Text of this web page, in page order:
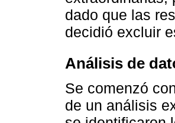
dado que las
decidió excluir
Análisis de
Se comenzó
de un análisis